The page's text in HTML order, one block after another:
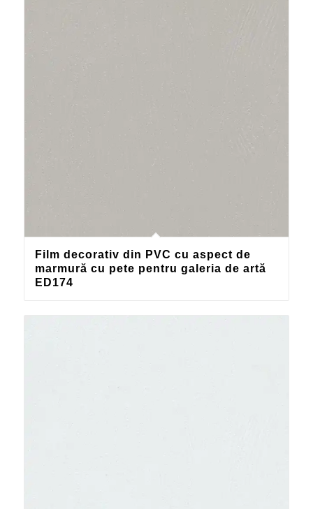
Film decorativ din PVC cu aspect de
marmură cu pete pentru galeria de artă
ED174